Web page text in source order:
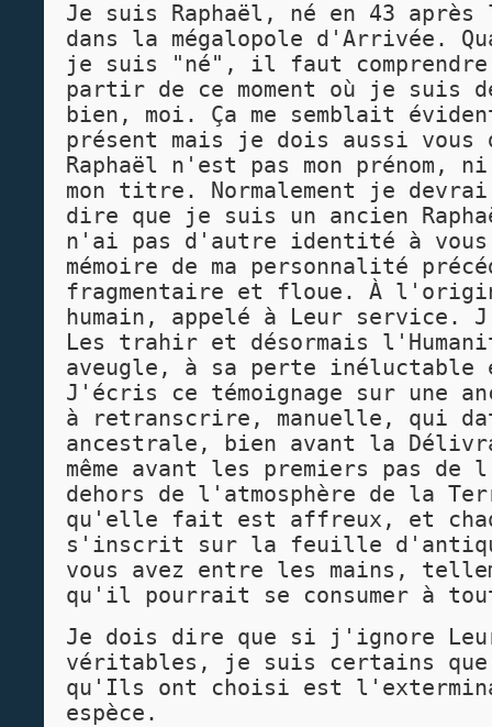
Je suis Raphaël, né en 43
dans la mégalopole d'Arrivée.
je suis "né", il faut
partir de ce moment où je suis
bien, moi. Ça me semblait
présent mais je dois aussi vous
Raphaël n'est pas mon prénom, ni
mon titre. Normalement je
dire que je suis un ancien
n'ai pas d'autre identité à vous
mémoire de ma personnalité
fragmentaire et floue. À
humain, appelé à Leur service.
Les trahir et désormais
aveugle, à sa perte inéluctable
J'écris ce témoignage sur une
à retranscrire, manuelle, qui
ancestrale, bien avant la
même avant les premiers pas de
dehors de l'atmosphère de la
qu'elle fait est affreux, et
s'inscrit sur la feuille
vous avez entre les mains,
qu'il pourrait se consumer à
Je dois dire que si j'ignore
véritables, je suis certains que
qu'Ils ont choisi est
espèce.